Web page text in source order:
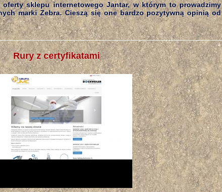
oferty sklepu internetowego Jantar, w którym to prowadzimy
marki Zebra. Cieszą się one bardzo pozytywną opinią od
Rury z certyfikatami